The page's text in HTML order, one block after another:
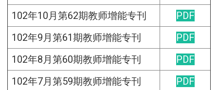
102年10月第62期教师增能专刊
PDF
102年9月第61期教师增能专刊
PDF
102年8月第60期教师增能专刊
PDF
102年7月第59期教师增能专刊
PDF